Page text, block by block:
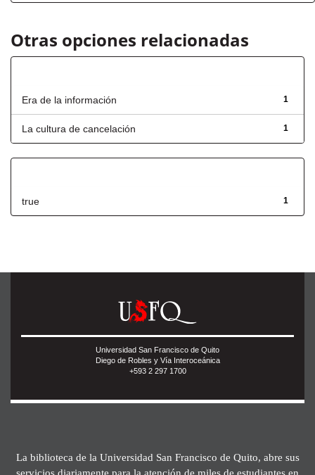
Otras opciones relacionadas
1
Era de la información
1
La cultura de cancelación
1
true
Universidad San Francisco de Quito
Diego de Robles y Vía Interoceánica
+593 2 297 1700
La biblioteca de la Universidad San Francisco de Quito, abre sus
servicios diariamente para la atención de miles de estudiantes en